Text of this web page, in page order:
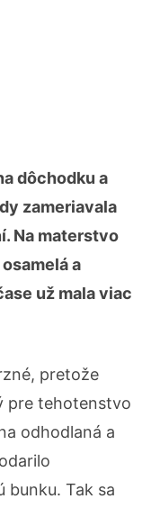
dôchodku a
zameriavala
Na materstvo
a
už mala viac
pretože
pre tehotenstvo
odhodlaná a
bunku. Tak sa